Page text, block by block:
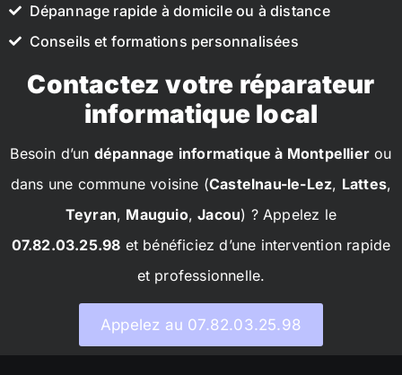
Dépannage rapide à domicile ou à distance
Conseils et formations personnalisées
Contactez votre réparateur
informatique local
Besoin d’un dépannage informatique à Montpellier ou
dans une commune voisine (Castelnau-le-Lez, Lattes,
Teyran, Mauguio,Jacou) ? Appelez le
07.82.03.25.98 et bénéficiez d’une intervention rapide
et professionnelle.
Appelez au 07.82.03.25.98